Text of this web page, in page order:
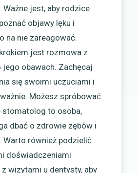
Ważne jest, aby rodzice
objawy lęku i
na nie zareagować.
jest rozmowa z
jego obawach. Zachęcaj
się swoimi uczuciami i
Możesz spróbować
stomatolog to osoba,
dbać o zdrowie zębów i
Warto również podzielić
doświadczeniami
wizytami u dentysty, aby